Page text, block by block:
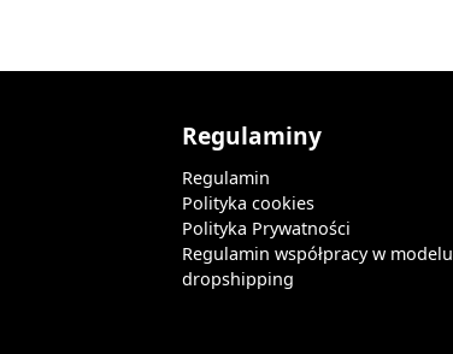
Regulaminy
Regulamin
Polityka cookies
Polityka Prywatności
Regulamin współpracy w modelu
dropshipping